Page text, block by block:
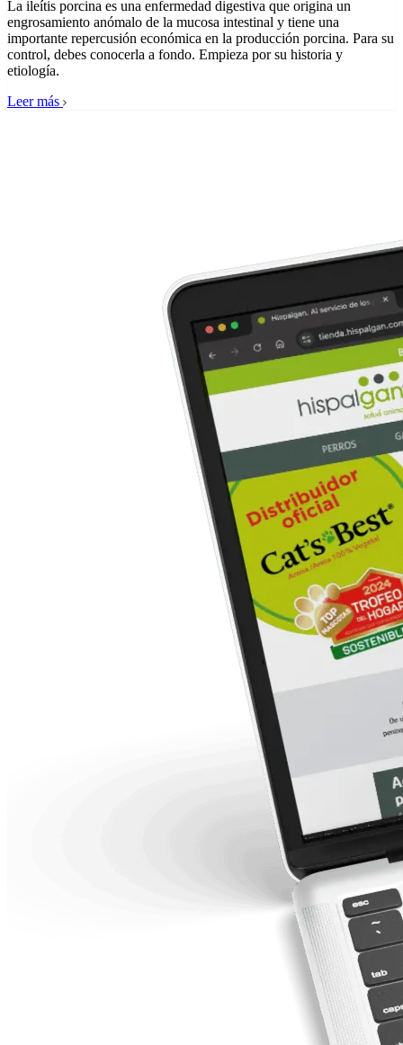
La ileítis porcina es una enfermedad digestiva que origina un
engrosamiento anómalo de la mucosa intestinal y tiene una
importante repercusión económica en la producción porcina. Para su
control, debes conocerla a fondo. Empieza por su historia y
etiología.
Leer más